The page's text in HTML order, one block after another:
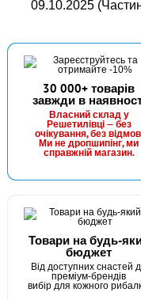
#OF18521
72 грн
Фідер
09.10.2025
30 000+ товарів
завжди в
Власний склад у
Решетилівці — без
очікування, без
Ми не дропшипінг, ми
справжній магазин.
Товари на будь-
бюджет
Від доступних снастей
преміум-брендів
вибір для кожного